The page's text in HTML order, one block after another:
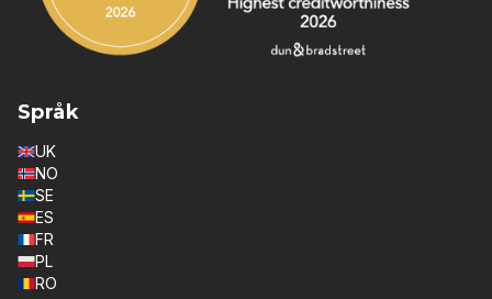
Språk
UK
NO
SE
ES
FR
PL
RO